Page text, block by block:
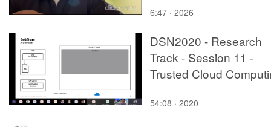
6:47 · 2026
DSN2020 - Research
Track - Session 11 -
Trusted Cloud
54:08 · 2020